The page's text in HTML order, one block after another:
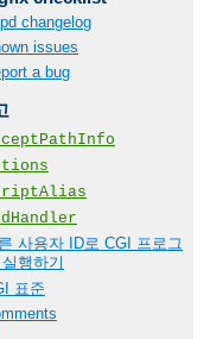
changelog
issues
a bug
사용자 ID로 CGI 프로그
행하기
표준